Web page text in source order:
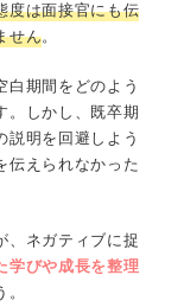
度は面接官にも伝
せん。
白期間をどのよう
。しかし、既卒期
説明を回避しよう
伝えられなかった
、ネガティブに捉
学びや成長を整理